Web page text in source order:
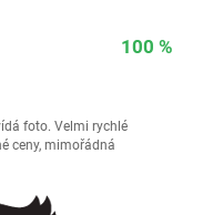
100 %
foto. Velmi rychlé
ceny, mimořádná